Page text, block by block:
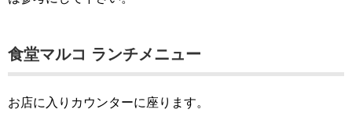
食堂マルコ ランチメニュー
お店に入りカウンターに座ります。